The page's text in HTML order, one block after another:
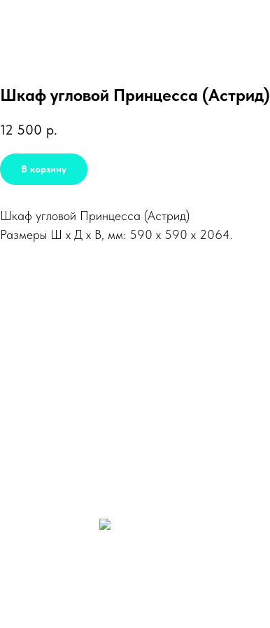
Шкаф угловой Принцесса (Астрид)
12 500 р.
В корзину
Шкаф угловой Принцесса (Астрид)
Размеры Ш х Д х В, мм: 590 x 590 x 2064.